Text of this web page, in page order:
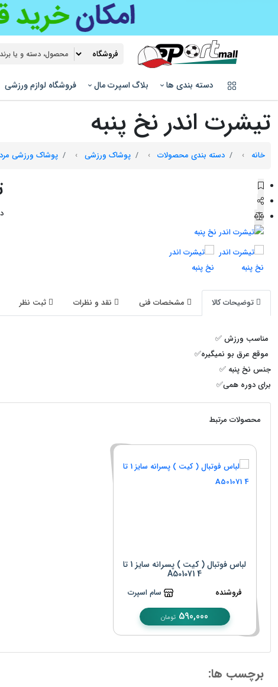
دسته بندی ها بلاگ اسپرت مال فروشگاه لوازم ورزشی
تیشرت اندر نخ پنبه
خانه دسته بندی محصولات پوشاک ورزشی پوشاک ورزشی
توضیحات کالا مشخصات فنی نقد و نظرات ثبت نظر
مناسب ورزش ✅️
موقع عرق بو نمیگیره✅️
جنس نخ پنبه ✅️
برای دوره همی✅️
محصولات مرتبط
لباس فوتبال ( کیت ) پسرانه سایز 1 تا
4 A501071
فروشنده سام اسپرت
590,000 تومان
برچسب ها: